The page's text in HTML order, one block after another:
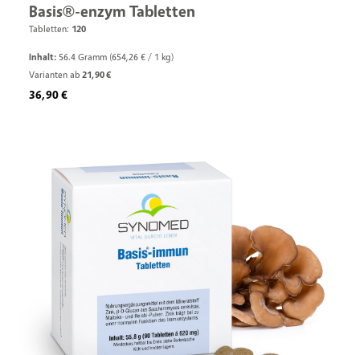
Basis®-enzym Tabletten
Tabletten: 120
Inhalt: 56.4 Gramm (654,26 € / 1 kg)
Varianten ab 21,90 €
Regulärer Preis:
36,90 €